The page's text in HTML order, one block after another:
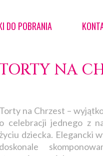
DO POBRANIA
NA
Torty na Chrzest –
o celebracji jednego z
życiu dziecka. Elegancki
doskonale